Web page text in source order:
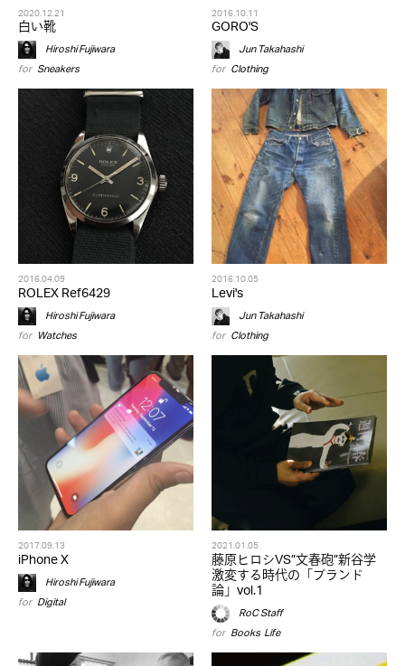
2020.12.21
白い靴
Hiroshi Fujiwara
for Sneakers
2016.10.11
GORO'S
Jun Takahashi
for Clothing
2016.04.09
ROLEX Ref6429
Hiroshi Fujiwara
for Watches
2016.10.05
Levi's
Jun Takahashi
for Clothing
2017.09.13
iPhone X
Hiroshi Fujiwara
for Digital
2021.01.05
藤原ヒロシVS”文春砲”新谷学
激変する時代の「ブランド
論」vol.1
RoC Staff
for Books,Life